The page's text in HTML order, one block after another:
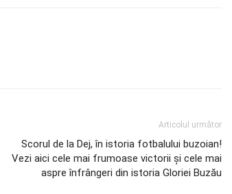
Articolul următor
Scorul de la Dej, în istoria fotbalului buzoian!
Vezi aici cele mai frumoase victorii şi cele mai
aspre înfrângeri din istoria Gloriei Buzău